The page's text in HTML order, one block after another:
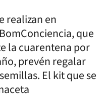
realizan en
que
la cuarentena por
prevén regalar
El kit que se